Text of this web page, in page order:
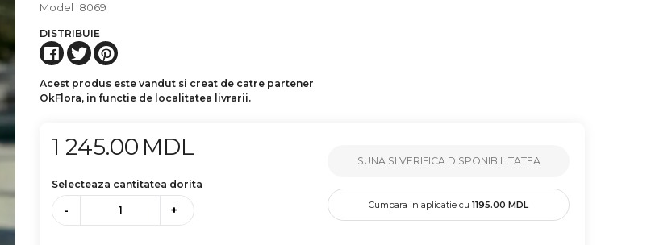
Model 8069
DISTRIBUIE
Acest produs este vandut si creat de catre partener
OkFlora, in functie de localitatea livrarii.
1 245.00 MDL
Selecteaza cantitatea dorita
- +
SUNA SI VERIFICA DISPONIBILITATEA
Cumpara in aplicatie cu1195.00 MDL